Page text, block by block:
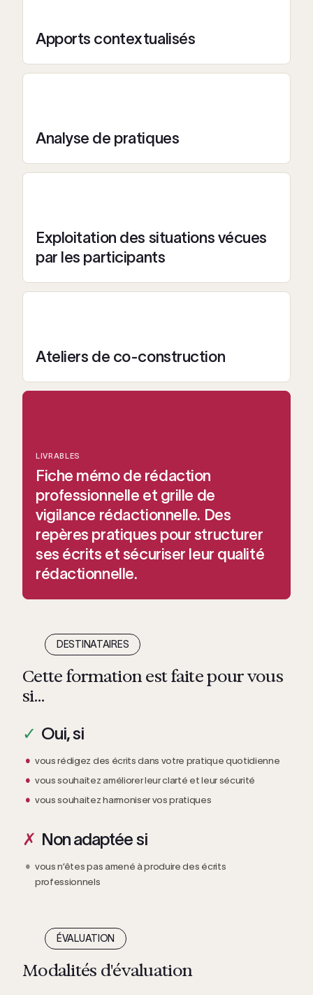
Apports contextualisés
Analyse de pratiques
Exploitation des situations vécues
par les participants
Ateliers de co-construction
LIVRABLES
Fiche mémo de rédaction
professionnelle et grille de
vigilance rédactionnelle. Des
repères pratiques pour structurer
ses écrits et sécuriser leur qualité
rédactionnelle.
DESTINATAIRES
Cette formation est faite pour vous
si…
Oui, si
vous rédigez des écrits dans votre pratique quotidienne
vous souhaitez améliorer leur clarté et leur sécurité
vous souhaitez harmoniser vos pratiques
Non adaptée si
vous n’êtes pas amené à produire des écrits
professionnels
ÉVALUATION
Modalités d'évaluation